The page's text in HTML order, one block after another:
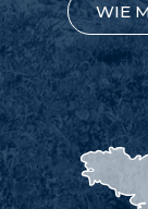
WIE